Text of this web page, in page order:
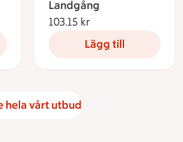
Landgång
103.15 kr
Lägg till
hela vårt utbud